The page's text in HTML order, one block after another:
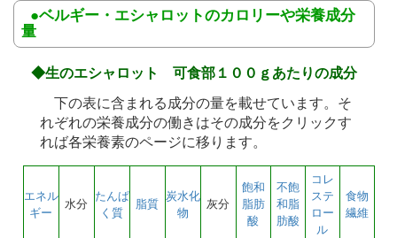
●ベルギー・エシャロットのカロリーや栄養成分
量
◆生のエシャロット 可食部１００ｇあたりの成分
下の表に含まれる成分の量を載せています。そ
れぞれの栄養成分の働きはその成分をクリックす
れば各栄養素のページに移ります。
エネル
ギー
水分
たんぱ
く質
脂質
炭水化
物
灰分
飽和
脂肪
酸
不飽
和脂
肪酸
コレ
ステ
ロー
ル
食物
繊維